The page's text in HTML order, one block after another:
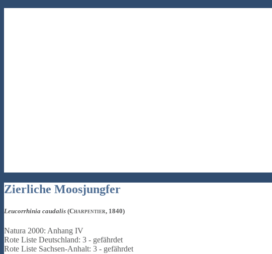
Zierliche Moosjungfer
Leucorrhinia caudalis (Charpentier, 1840)
Natura 2000: Anhang IV
Rote Liste Deutschland: 3 - gefährdet
Rote Liste Sachsen-Anhalt: 3 - gefährdet